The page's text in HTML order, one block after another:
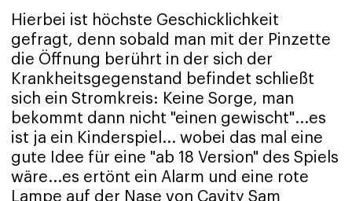
Hierbei ist höchste Geschicklichkeit
gefragt, denn sobald man mit der Pinzette
die Öffnung berührt in der sich der
Krankheitsgegenstand befindet schließt
sich ein Stromkreis: Keine Sorge, man
bekommt dann nicht "einen gewischt"...es
ist ja ein Kinderspiel... wobei das mal eine
gute Idee für eine "ab 18 Version" des Spiels
wäre...es ertönt ein Alarm und eine rote
Lampe auf der Nase von Cavity Sam